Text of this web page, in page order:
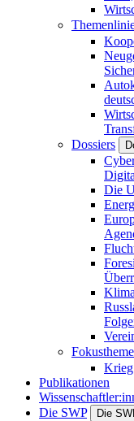
Dossiers
Die
Publikationen
Die SWP
Die